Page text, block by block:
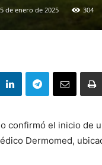
de enero de 2025 304
confirmó el inicio de
Dermomed,